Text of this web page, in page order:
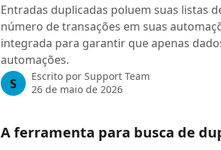
Entradas duplicadas poluem suas listas
número de transações em suas
integrada para garantir que apenas
automações.
S Escrito por Support Team
26 de maio de 2026
A ferramenta para busca de